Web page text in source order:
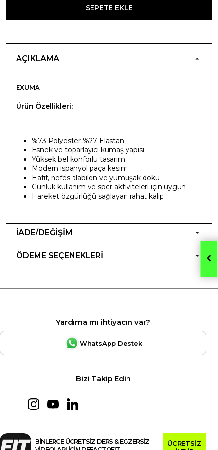
SEPETE EKLE
AÇIKLAMA
EXUMA
Ürün Özellikleri:
%73 Polyester %27 Elastan
Esnek ve toparlayıcı kumaş yapısı
Yüksek bel konforlu tasarım
Modern ispanyol paça kesim
Hafif, nefes alabilen ve yumuşak doku
Günlük kullanım ve spor aktiviteleri için uygun
Hareket özgürlüğü sağlayan rahat kalıp
İADE/DEĞİŞİM
ÖDEME SEÇENEKLERİ
Yardıma mı ihtiyacın var?
WhatsApp Destek
Bizi Takip Edin
BİNLERCE ÜCRETSİZ DERS & EGZERSİZ
ÜCRETSİZ